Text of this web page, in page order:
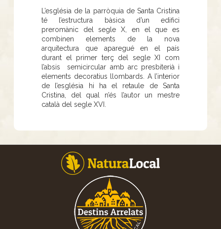
L’església de la parròquia de Santa Cristina
té l’estructura bàsica d’un edifici
preromànic del segle X, en el que es
combinen elements de la nova
arquitectura que aparegué en el país
durant el primer terç del segle XI com
l’absis semicircular amb arc presbiterià i
elements decoratius llombards. A l’interior
de l’església hi ha el retaule de Santa
Cristina, del qual n’és l’autor un mestre
català del segle XVI.